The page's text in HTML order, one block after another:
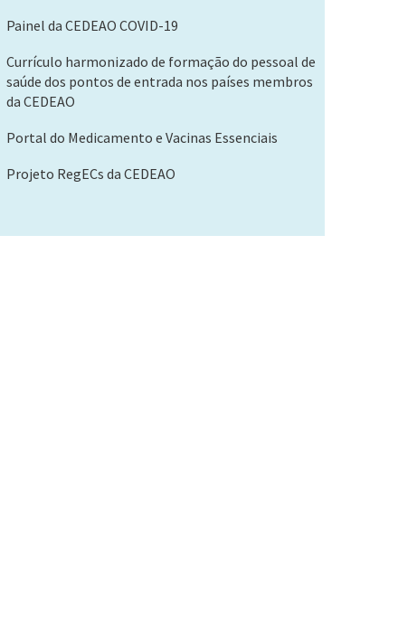
Painel da CEDEAO COVID-19
Currículo harmonizado de formação do pessoal de
saúde dos pontos de entrada nos países membros
da CEDEAO
Portal do Medicamento e Vacinas Essenciais
Projeto RegECs da CEDEAO